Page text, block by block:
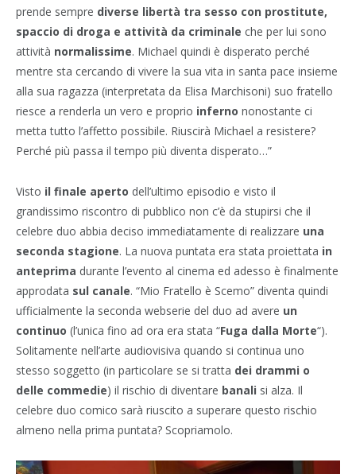
prende sempre diverse libertà tra sesso con prostitute,
spaccio di droga e attività da criminale che per lui sono
attività normalissime. Michael quindi è disperato perché
mentre sta cercando di vivere la sua vita in santa pace insieme
alla sua ragazza (interpretata da Elisa Marchisoni) suo fratello
riesce a renderla un vero e proprio inferno nonostante ci
metta tutto l’affetto possibile. Riuscirà Michael a resistere?
Perché più passa il tempo più diventa disperato…”
Visto il finale aperto dell’ultimo episodio e visto il
grandissimo riscontro di pubblico non c’è da stupirsi che il
celebre duo abbia deciso immediatamente di realizzare una
seconda stagione. La nuova puntata era stata proiettata in
anteprima durante l’evento al cinema ed adesso è finalmente
approdata sul canale. “Mio Fratello è Scemo” diventa quindi
ufficialmente la seconda webserie del duo ad avere un
continuo (l’unica fino ad ora era stata “Fuga dalla Morte“).
Solitamente nell’arte audiovisiva quando si continua uno
stesso soggetto (in particolare se si tratta dei drammi o
delle commedie) il rischio di diventare banali si alza. Il
celebre duo comico sarà riuscito a superare questo rischio
almeno nella prima puntata? Scopriamolo.